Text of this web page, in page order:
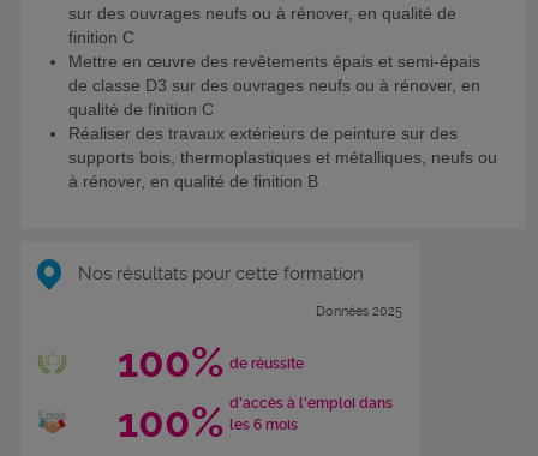
sur des ouvrages neufs ou à rénover, en qualité de
finition C
Mettre en œuvre des revêtements épais et semi-épais
de classe D3 sur des ouvrages neufs ou à rénover, en
qualité de finition C
Réaliser des travaux extérieurs de peinture sur des
supports bois, thermoplastiques et métalliques, neufs ou
à rénover, en qualité de finition B
Nos résultats pour cette formation
Données 2025
100% de réussite
100% d'accès à l'emploi dans
les 6 mois